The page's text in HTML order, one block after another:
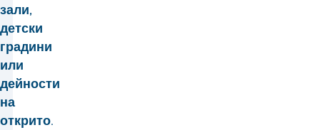
зали,
детски
градини
или
дейности
на
открито.